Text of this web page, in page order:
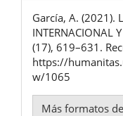
artículo
García, A. (2021).
INTERNACIONAL
(17), 619–631.
https://
w/1065
Más formatos